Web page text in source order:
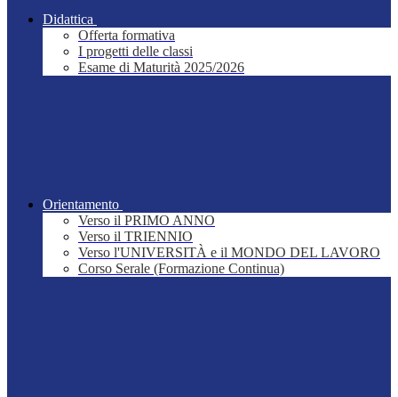
Didattica
Offerta formativa
I progetti delle classi
Esame di Maturità 2025/2026
Orientamento
Verso il PRIMO ANNO
Verso il TRIENNIO
Verso l'UNIVERSITÀ e il MONDO DEL LAVORO
Corso Serale (Formazione Continua)